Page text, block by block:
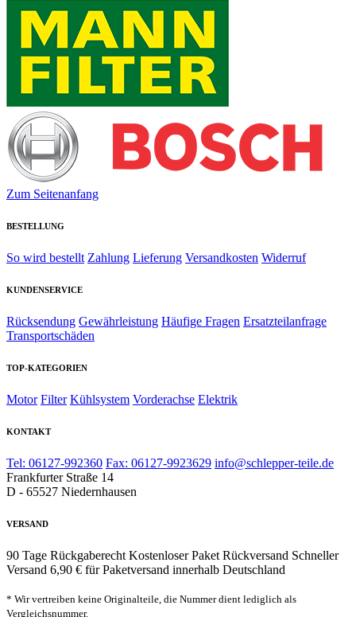
Zum Seitenanfang
BESTELLUNG
So wird bestellt Zahlung Lieferung Versandkosten Widerruf
KUNDENSERVICE
Rücksendung Gewährleistung Häufige Fragen Ersatzteilanfrage
Transportschäden
TOP-KATEGORIEN
Motor Filter Kühlsystem Vorderachse Elektrik
KONTAKT
Tel: 06127-992360 Fax: 06127-9923629 info@schlepper-teile.de
Frankfurter Straße 14
D - 65527 Niedernhausen
VERSAND
90 Tage Rückgaberecht Kostenloser Paket Rückversand Schneller
Versand 6,90 € für Paketversand innerhalb Deutschland
* Wir vertreiben keine Originalteile, die Nummer dient lediglich als
Vergleichsnummer.